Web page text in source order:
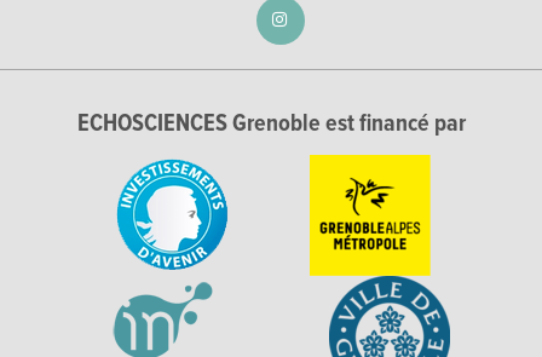
ECHOSCIENCES Grenoble est financé par